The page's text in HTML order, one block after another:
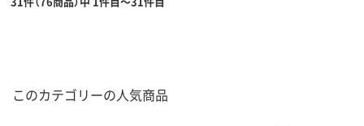
このカテゴリーの人気商品